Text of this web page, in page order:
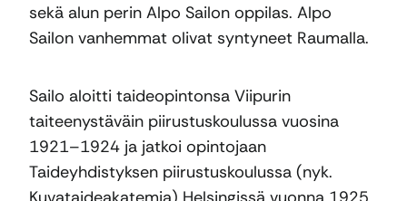
sekä alun perin Alpo Sailon oppilas. Alpo
Sailon vanhemmat olivat syntyneet Raumalla.
Sailo aloitti taideopintonsa Viipurin
taiteenystäväin piirustuskoulussa vuosina
1921–1924 ja jatkoi opintojaan
Taideyhdistyksen piirustuskoulussa (nyk.